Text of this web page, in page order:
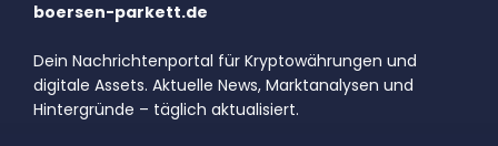
boersen-parkett.de
Dein Nachrichtenportal für Kryptowährungen und
digitale Assets. Aktuelle News, Marktanalysen und
Hintergründe – täglich aktualisiert.